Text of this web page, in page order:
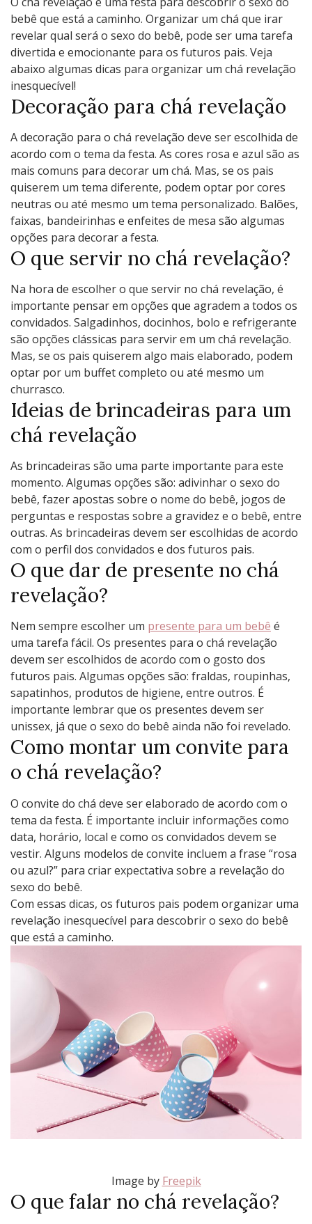
bebê que está a caminho. Organizar um chá que irar
revelar qual será o sexo do bebê, pode ser uma tarefa
divertida e emocionante para os futuros pais. Veja
abaixo algumas dicas para organizar um chá revelação
inesquecível!
Decoração para chá revelação
A decoração para o chá revelação deve ser escolhida de
acordo com o tema da festa. As cores rosa e azul são as
mais comuns para decorar um chá. Mas, se os pais
quiserem um tema diferente, podem optar por cores
neutras ou até mesmo um tema personalizado. Balões,
faixas, bandeirinhas e enfeites de mesa são algumas
opções para decorar a festa.
O que servir no chá revelação?
Na hora de escolher o que servir no chá revelação, é
importante pensar em opções que agradem a todos os
convidados. Salgadinhos, docinhos, bolo e refrigerante
são opções clássicas para servir em um chá revelação.
Mas, se os pais quiserem algo mais elaborado, podem
optar por um buffet completo ou até mesmo um
churrasco.
Ideias de brincadeiras para um
chá revelação
As brincadeiras são uma parte importante para este
momento. Algumas opções são: adivinhar o sexo do
bebê, fazer apostas sobre o nome do bebê, jogos de
perguntas e respostas sobre a gravidez e o bebê, entre
outras. As brincadeiras devem ser escolhidas de acordo
com o perfil dos convidados e dos futuros pais.
O que dar de presente no chá
revelação?
Nem sempre escolher um presente para um bebê é
uma tarefa fácil. Os presentes para o chá revelação
devem ser escolhidos de acordo com o gosto dos
futuros pais. Algumas opções são: fraldas, roupinhas,
sapatinhos, produtos de higiene, entre outros. É
importante lembrar que os presentes devem ser
unissex, já que o sexo do bebê ainda não foi revelado.
Como montar um convite para
o chá revelação?
O convite do chá deve ser elaborado de acordo com o
tema da festa. É importante incluir informações como
data, horário, local e como os convidados devem se
vestir. Alguns modelos de convite incluem a frase “rosa
ou azul?” para criar expectativa sobre a revelação do
sexo do bebê.
Com essas dicas, os futuros pais podem organizar uma
revelação inesquecível para descobrir o sexo do bebê
que está a caminho.
Image by Freepik
O que falar no chá revelação?